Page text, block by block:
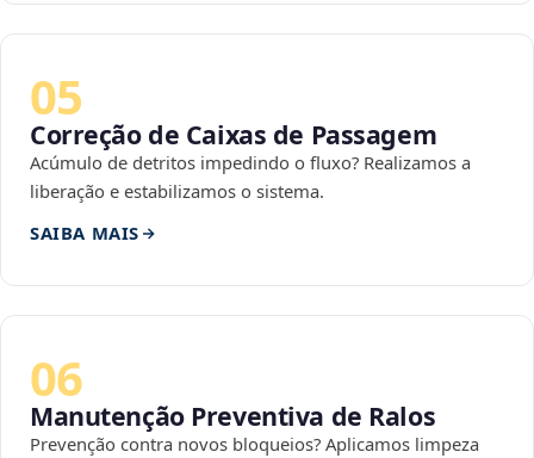
05
Correção de Caixas de Passagem
Acúmulo de detritos impedindo o fluxo? Realizamos a
liberação e estabilizamos o sistema.
SAIBA MAIS
06
Manutenção Preventiva de Ralos
Prevenção contra novos bloqueios? Aplicamos limpeza